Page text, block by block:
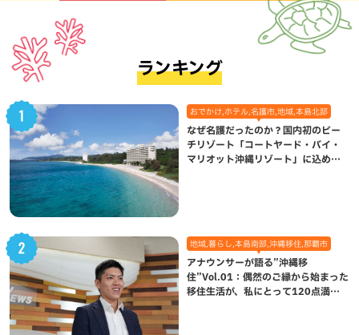
ランキング
おでかけ,ホテル,名護市,地域,本島北部
なぜ名護だったのか？国内初のビー
チリゾート「コートヤード・バイ・
マリオット沖縄リゾート」に込めら
地域,暮らし,本島南部,沖縄移住,那覇市
アナウンサーが語る”沖縄移
住”Vol.01：偶然のご縁から始まった
移住生活が、私にとって120点満点